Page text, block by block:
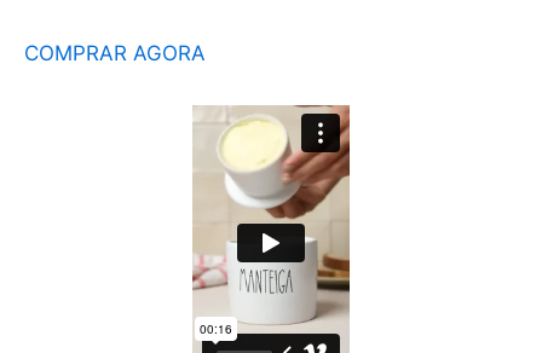
COMPRAR AGORA